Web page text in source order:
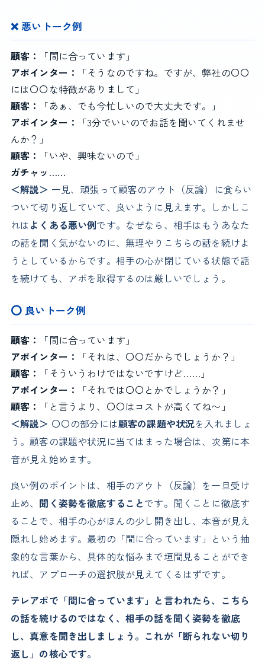
❌ 悪いトーク例
顧客：
「間に合っています」
アポインター：
「そうなのですね。ですが、弊社の〇〇
には〇〇な特徴がありまして」
顧客：
「あぁ、でも今忙しいので大丈夫です。」
アポインター：
「3分でいいのでお話を聞いてくれませ
んか？」
顧客：
「いや、興味ないので」
ガチャッ……
＜解説＞ 一見、頑張って顧客のアウト（反論）に食らい
ついて切り返していて、良いように見えます。しかしこ
れはよくある悪い例です。なぜなら、相手はもうあなた
の話を聞く気がないのに、無理やりこちらの話を続けよ
うとしているからです。相手の心が閉じている状態で話
を続けても、アポを取得するのは厳しいでしょう。
⭕ 良いトーク例
顧客：
「間に合っています」
アポインター：
「それは、〇〇だからでしょうか？」
顧客：
「そういうわけではないですけど……」
アポインター：
「それでは〇〇とかでしょうか？」
顧客：
「と言うより、〇〇はコストが高くてね〜」
＜解説＞ 〇〇の部分には顧客の課題や状況を入れましょ
う。顧客の課題や状況に当てはまった場合は、次第に本
音が見え始めます。
良い例のポイントは、相手のアウト（反論）を一旦受け
止め、 聞く姿勢を徹底することです。聞くことに徹底す
ることで、相手の心がほんの少し開き出し、本音が見え
隠れし始めます。最初の「間に合っています」という抽
象的な言葉から、具体的な悩みまで垣間見ることができ
れば、アプローチの選択肢が見えてくるはずです。
テレアポで「間に合っています」と言われたら、こちら
の話を続けるのではなく、相手の話を聞く姿勢を徹底
し、真意を聞き出しましょう。これが「断られない切り
返し」の核心です。